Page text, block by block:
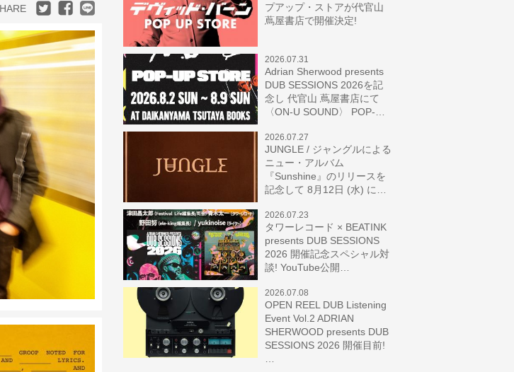
プアップ・ストアが代官山
蔦屋書店で開催決定!
2026.07.31
Adrian Sherwood presents
DUB SESSIONS 2026を記
念し 代官山 蔦屋書店にて
〈ON-U SOUND〉 POP-…
2026.07.27
JUNGLE / ジャングルによる
ニュー・アルバム
『Sunshine』のリリースを
記念して 8月12日 (水) に…
2026.07.23
タワーレコード × BEATINK
presents DUB SESSIONS
2026 開催記念スペシャル対
談! YouTube公開…
2026.07.08
OPEN REEL DUB Listening
Event Vol.2 ADRIAN
SHERWOOD presents DUB
SESSIONS 2026 開催目前!